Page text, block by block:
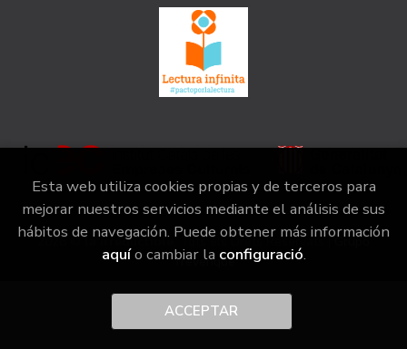
2026 ©la irreductible . Tots els Drets Reservats |Grupo
Trevenque
Esta web utiliza cookies propias y de terceros para
mejorar nuestros servicios mediante el análisis de sus
hábitos de navegación. Puede obtener más información
aquío cambiar la configuració.
ACCEPTAR